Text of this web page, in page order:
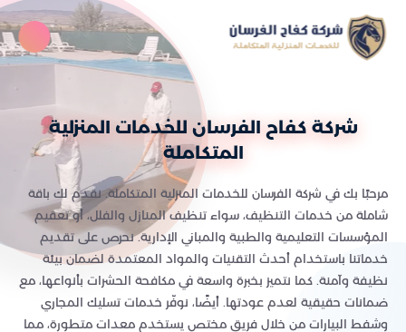
شركة كفاح الفرسان للخدمات المنزلية
المتكاملة
مرحبًا بك في شركة الفرسان للخدمات المنزلية المتكاملة. نقدم لك باقة
شاملة من خدمات التنظيف، سواء تنظيف المنازل والفلل، أو تعقيم
المؤسسات التعليمية والطبية والمباني الإدارية. نحرص على تقديم
خدماتنا باستخدام أحدث التقنيات والمواد المعتمدة لضمان بيئة
نظيفة وآمنة. كما نتميز بخبرة واسعة في مكافحة الحشرات بأنواعها، مع
ضمانات حقيقية لعدم عودتها. أيضًا، نوفّر خدمات تسليك المجاري
وشفط البيارات من خلال فريق مختص يستخدم معدات متطورة، مما